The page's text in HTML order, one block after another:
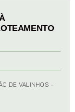
DE VALINHOS –